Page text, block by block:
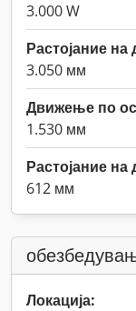
3.000 W
Растојание
3.050 мм
Движење по
1.530 мм
Растојание
612 мм
Локација: